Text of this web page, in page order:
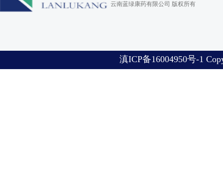
云南蓝绿康药有限公司 版权所有
滇ICP备16004950号-1